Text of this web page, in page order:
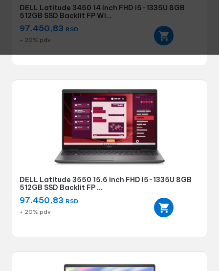
DELL Latitude 3450 14 inch FHD i5-1335U 8GB
512GB SSD Backlit FP Wi...
97.450,83 RSD
+ 20% pdv
DELL Latitude 3550 15.6 inch FHD i5-1335U 8GB
512GB SSD Backlit FP ...
97.450,83 RSD
+ 20% pdv